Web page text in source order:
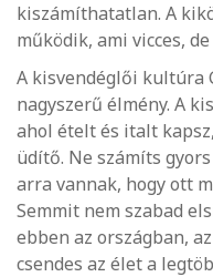
kiszámíthatatlan. A
működik, ami vicces,
A kisvendéglői kultúra
nagyszerű élmény. A
ahol ételt és italt
üdítő. Ne számíts
arra vannak, hogy ott
Semmit nem szabad
ebben az országban,
csendes az élet a